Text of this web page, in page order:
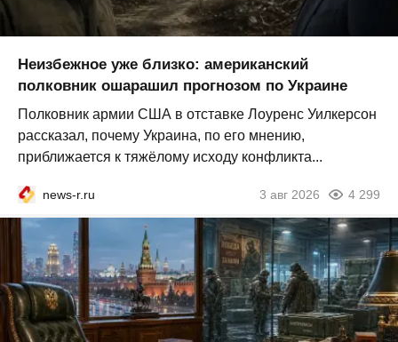
Неизбежное уже близко: американский
полковник ошарашил прогнозом по Украине
Полковник армии США в отставке Лоуренс Уилкерсон
рассказал, почему Украина, по его мнению,
приближается к тяжёлому исходу конфликта...
news-r.ru 3 авг 2026 4 299